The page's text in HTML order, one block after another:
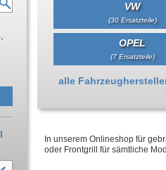
VW
(30 Ersatzteile)
OPEL
(7 Ersatzteile)
Anzeigen
alle
In unserem Onlineshop für
oder Frontgrill für sämtliche